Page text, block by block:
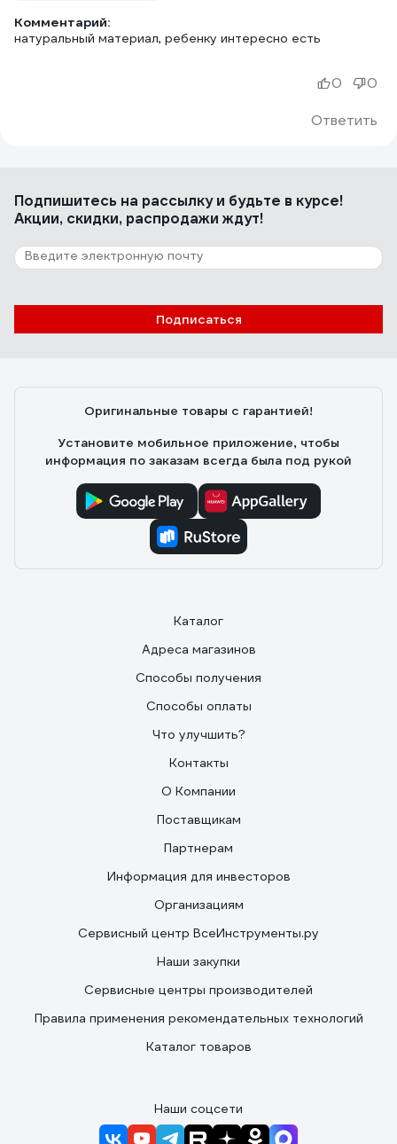
Комментарий:
натуральный материал, ребенку интересно есть
Ответить
0 0
Подпишитесь на рассылкуи будьте в курсе!
Акции, скидки, распродажи ждут!
Подписаться
Оригинальные товары с гарантией!
Установите мобильное приложение, чтобы
информация по заказам всегда была под рукой
Каталог
Адреса магазинов
Способы получения
Способы оплаты
Что улучшить?
Контакты
О Компании
Поставщикам
Партнерам
Информация для инвесторов
Организациям
Сервисный центр ВсеИнструменты.ру
Наши закупки
Сервисные центры производителей
Правила применения рекомендательных технологий
Каталог товаров
Наши соцсети